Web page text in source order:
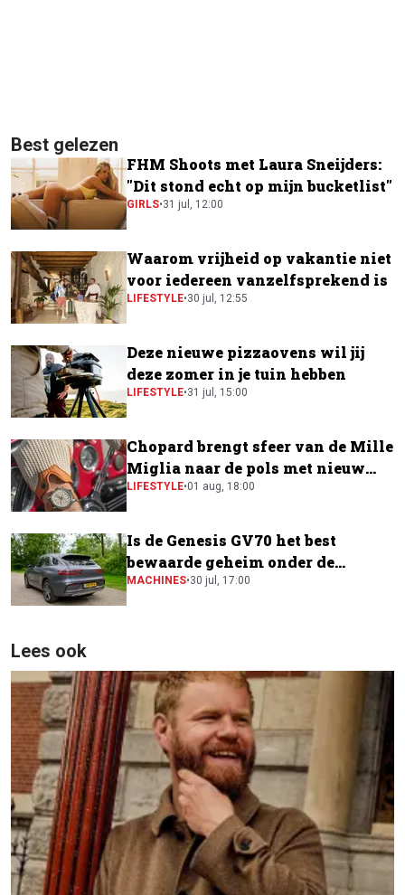
Best gelezen
FHM Shoots met Laura Sneijders:
"Dit stond echt op mijn bucketlist"
GIRLS•31 jul, 12:00
Waarom vrijheid op vakantie niet
voor iedereen vanzelfsprekend is
LIFESTYLE•30 jul, 12:55
Deze nieuwe pizzaovens wil jij
deze zomer in je tuin hebben
LIFESTYLE•31 jul, 15:00
Chopard brengt sfeer van de Mille
Miglia naar de pols met nieuw
horloge
LIFESTYLE•01 aug, 18:00
Is de Genesis GV70 het best
bewaarde geheim onder de
elektrische SUV's?
MACHINES•30 jul, 17:00
Lees ook